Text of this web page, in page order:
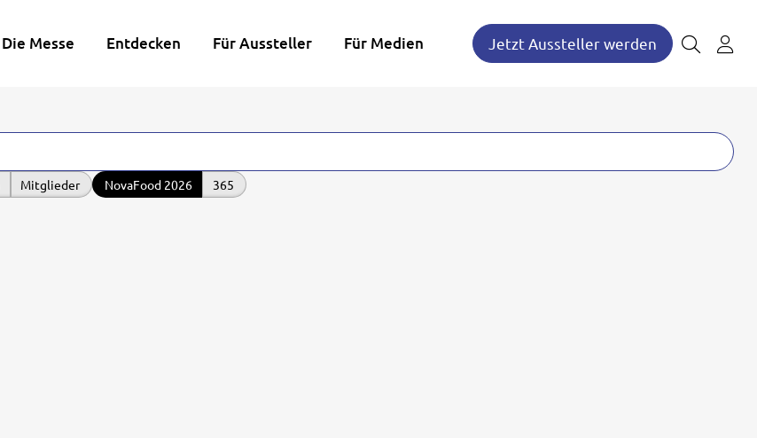
Die Messe Entdecken Für Aussteller Für Medien Jetzt Aussteller werden
Mitglieder NovaFood 2026 365